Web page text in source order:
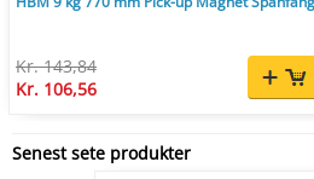
Kr. 143,84
Kr. 106,56
Senest sete produkter